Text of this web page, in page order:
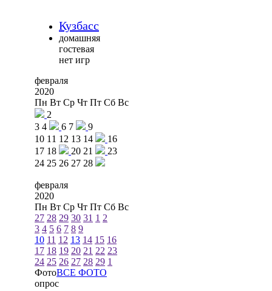
Кузбасс
домашняя
гостевая
нет игр
февраля
2020
Пн Вт Ср Чт Пт Сб Вс
2
3 4 6 7
9
10 11 12 13 14
16
17 18 20 21
23
24 25 26 27 28
февраля
2020
Пн Вт Ср Чт Пт Сб Вс
27 28 29 30 31 1 2
3 4 5 6 7 8 9
10 11 12 13 14 15 16
17 18 19 20 21 22 23
24 25 26 27 28 29 1
ФотоВСЕ ФОТО
опрос